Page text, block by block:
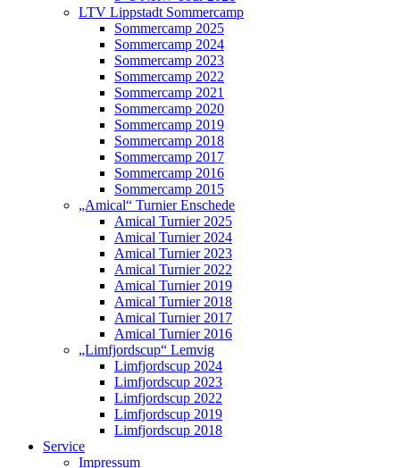
LTV Lippstadt Sommercamp
Sommercamp 2025
Sommercamp 2024
Sommercamp 2023
Sommercamp 2022
Sommercamp 2021
Sommercamp 2020
Sommercamp 2019
Sommercamp 2018
Sommercamp 2017
Sommercamp 2016
Sommercamp 2015
„Amical“ Turnier Enschede
Amical Turnier 2025
Amical Turnier 2024
Amical Turnier 2023
Amical Turnier 2022
Amical Turnier 2019
Amical Turnier 2018
Amical Turnier 2017
Amical Turnier 2016
„Limfjordscup“ Lemvig
Limfjordscup 2024
Limfjordscup 2023
Limfjordscup 2022
Limfjordscup 2019
Limfjordscup 2018
Service
Impressum